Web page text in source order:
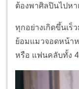
ต้องพาศิลปินไปห
ทุกอย่างเกิดขึ้นเร็
ย้อมแมวจอดหน้า
หรือ แฟนคลับทั้ง